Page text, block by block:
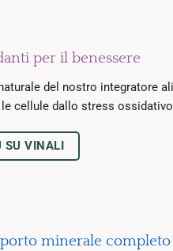
per il benessere
del nostro integratore
le cellule dallo stress
SU VINALI
minerale completo